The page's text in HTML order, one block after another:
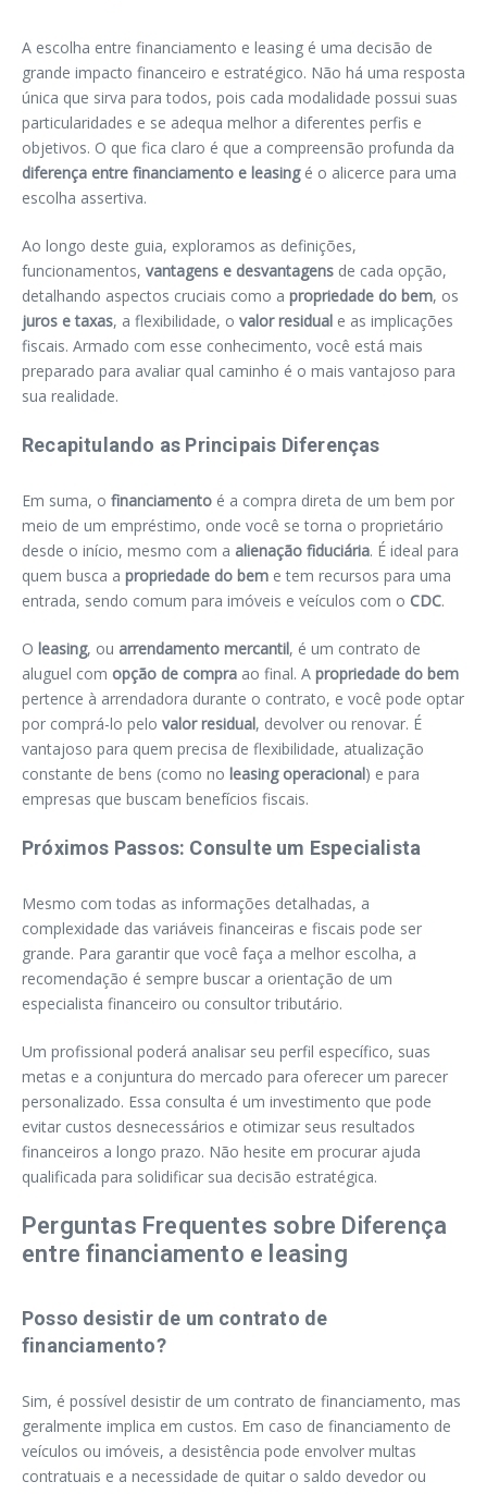
A escolha entre financiamento e leasing é uma decisão de
grande impacto financeiro e estratégico. Não há uma resposta
única que sirva para todos, pois cada modalidade possui suas
particularidades e se adequa melhor a diferentes perfis e
objetivos. O que fica claro é que a compreensão profunda da
diferença entre financiamento e leasingé o alicerce para uma
escolha assertiva.
Ao longo deste guia, exploramos as definições,
funcionamentos, vantagens e desvantagens de cada opção,
detalhando aspectos cruciais como a propriedade do bem, os
juros e taxas, a flexibilidade, o valor residual e as implicações
fiscais. Armado com esse conhecimento, você está mais
preparado para avaliar qual caminho é o mais vantajoso para
sua realidade.
Recapitulando as Principais Diferenças
Em suma, o financiamento é a compra direta de um bem por
meio de um empréstimo, onde você se torna o proprietário
desde o início, mesmo com a alienação fiduciária. É ideal para
quem busca a propriedade do bem e tem recursos para uma
entrada, sendo comum para imóveis e veículos com o CDC.
O leasing, ou arrendamento mercantil, é um contrato de
aluguel com opção de compra ao final. A propriedade do bem
pertence à arrendadora durante o contrato, e você pode optar
por comprá-lo pelo valor residual, devolver ou renovar. É
vantajoso para quem precisa de flexibilidade, atualização
constante de bens (como no leasing operacional) e para
empresas que buscam benefícios fiscais.
Próximos Passos: Consulte um Especialista
Mesmo com todas as informações detalhadas, a
complexidade das variáveis financeiras e fiscais pode ser
grande. Para garantir que você faça a melhor escolha, a
recomendação é sempre buscar a orientação de um
especialista financeiro ou consultor tributário.
Um profissional poderá analisar seu perfil específico, suas
metas e a conjuntura do mercado para oferecer um parecer
personalizado. Essa consulta é um investimento que pode
evitar custos desnecessários e otimizar seus resultados
financeiros a longo prazo. Não hesite em procurar ajuda
qualificada para solidificar sua decisão estratégica.
Perguntas Frequentes sobre Diferença
entre financiamento e leasing
Posso desistir de um contrato de
financiamento?
Sim, é possível desistir de um contrato de financiamento, mas
geralmente implica em custos. Em caso de financiamento de
veículos ou imóveis, a desistência pode envolver multas
contratuais e a necessidade de quitar o saldo devedor ou